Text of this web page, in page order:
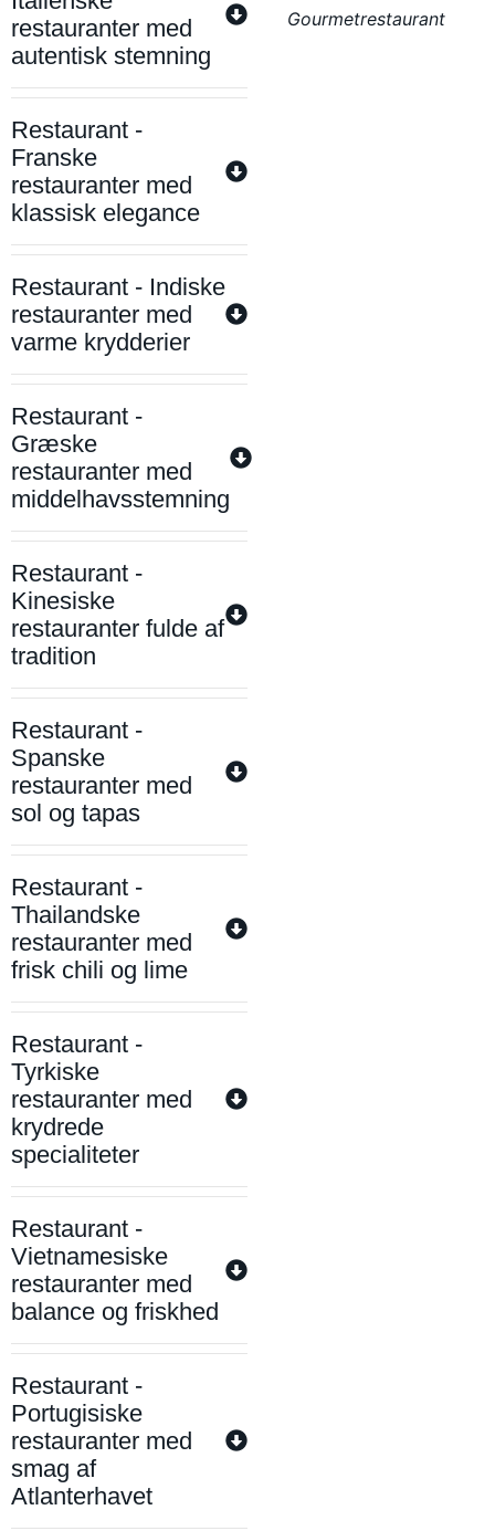
restauranter med
autentisk stemning
Restaurant -
Franske
restauranter med
klassisk elegance
Restaurant - Indiske
restauranter med
varme krydderier
Restaurant -
Græske
restauranter med
middelhavsstemning
Restaurant -
Kinesiske
restauranter fulde af
tradition
Restaurant -
Spanske
restauranter med
sol og tapas
Restaurant -
Thailandske
restauranter med
frisk chili og lime
Restaurant -
Tyrkiske
restauranter med
krydrede
specialiteter
Restaurant -
Vietnamesiske
restauranter med
balance og friskhed
Restaurant -
Portugisiske
restauranter med
smag af
Atlanterhavet
Gourmetrestaurant